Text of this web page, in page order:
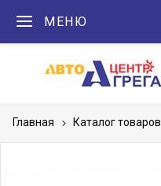
МЕНЮ
Главная Каталог товаров